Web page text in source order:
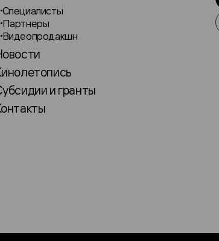
Специалисты
Партнеры
Видеопродакшн
Новости
Кинолетопись
Субсидии и гранты
Контакты